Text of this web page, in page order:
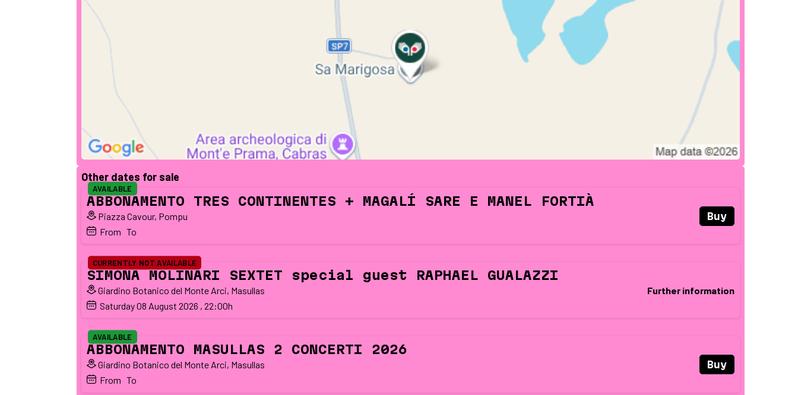
Other dates for sale
ABBONAMENTO TRES CONTINENTES + MAGALÍ SARE E MANEL FORTIÀ
Piazza Cavour, Pompu
From To
AVAILABLE
Buy
SIMONA MOLINARI SEXTET special guest RAPHAEL GUALAZZI
Giardino Botanico del Monte Arci, Masullas
Saturday08 August 2026 , 22:00h
CURRENTLY NOT AVAILABLE
Further information
ABBONAMENTO MASULLAS 2 CONCERTI 2026
Giardino Botanico del Monte Arci, Masullas
From To
AVAILABLE
Buy